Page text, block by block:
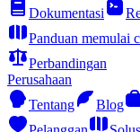
Dokumentasi
Panduan memulai
Perbandingan
Perusahaan
Tentang
Blog